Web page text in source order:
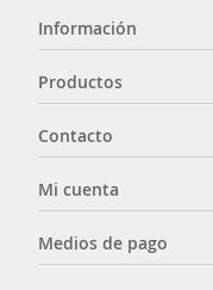
Información
Productos
Contacto
Mi cuenta
Medios de pago